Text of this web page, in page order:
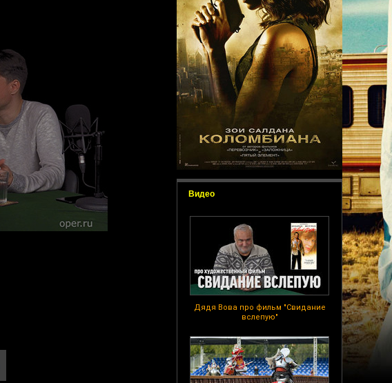
Видео
Дядя Вова про фильм "Свидание
вслепую"